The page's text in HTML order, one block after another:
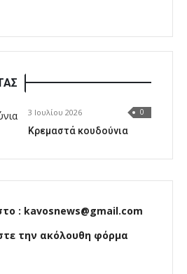
3 Ιουλίου 2026 0
Κρεμαστά κουδούνια
: kavosnews@gmail.com
την ακόλουθη φόρμα